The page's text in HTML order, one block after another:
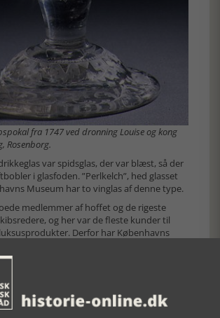
fra 1747 ved dronning Louise og kong
Rosenborg.
var spidsglas, der var blæst, så der
i glasfoden. ”Perlkelch”, hed glasset
Museum har to vinglas af denne type.
medlemmer af hoffet og de rigeste
og her var de fleste kunder til
Derfor har Københavns
købstæder. Et glas, som fik en
var det såkaldte spiralglas. De blev brugt